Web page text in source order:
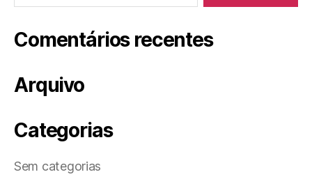
Comentários recentes
Arquivo
Categorias
Sem categorias